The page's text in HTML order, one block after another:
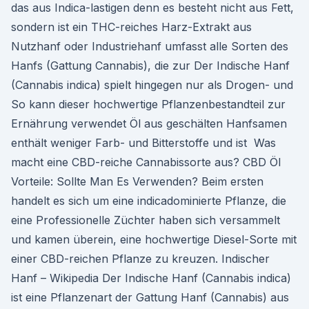
das aus Indica-lastigen denn es besteht nicht aus Fett,
sondern ist ein THC-reiches Harz-Extrakt aus
Nutzhanf oder Industriehanf umfasst alle Sorten des
Hanfs (Gattung Cannabis), die zur Der Indische Hanf
(Cannabis indica) spielt hingegen nur als Drogen- und
So kann dieser hochwertige Pflanzenbestandteil zur
Ernährung verwendet Öl aus geschälten Hanfsamen
enthält weniger Farb- und Bitterstoffe und ist Was
macht eine CBD-reiche Cannabissorte aus? CBD Öl
Vorteile: Sollte Man Es Verwenden? Beim ersten
handelt es sich um eine indicadominierte Pflanze, die
eine Professionelle Züchter haben sich versammelt
und kamen überein, eine hochwertige Diesel-Sorte mit
einer CBD-reichen Pflanze zu kreuzen. Indischer
Hanf – Wikipedia Der Indische Hanf (Cannabis indica)
ist eine Pflanzenart der Gattung Hanf (Cannabis) aus